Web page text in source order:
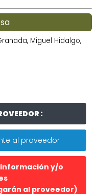
Miguel Hidalgo,
:
al proveedor
información y/o
al proveedor)